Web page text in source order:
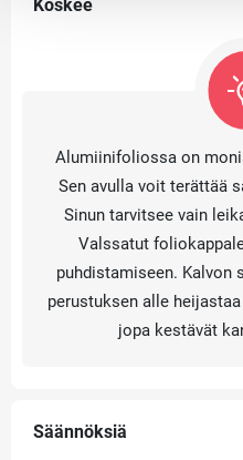
Koskee
Alumiinifoliossa on
Sen avulla voit terättää
Sinun tarvitsee vain
Valssatut
puhdistamiseen.
perustuksen alle
jopa kestävät
Säännöksiä